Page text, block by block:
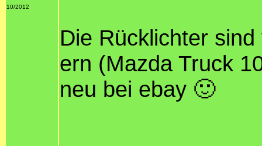
10/2012
Die Rücklichter
ern (Mazda Truck
neu bei ebay 🙂